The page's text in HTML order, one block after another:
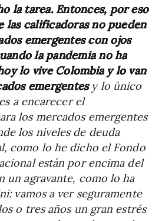
la tarea. Entonces, por eso
las calificadoras no pueden
emergentes con ojos
la pandemia no ha
lo vive Colombia y lo van
emergentesy lo único
a encarecer el
los mercados emergentes
los niveles de deuda
como lo he dicho el Fondo
están por encima del
un agravante, como lo ha
vamos a ver seguramente
o tres años un gran estrés